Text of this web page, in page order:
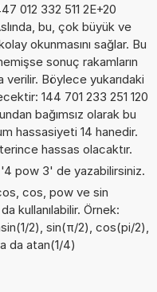
012 332 511 2E+20
bu, çok büyük ve
okunmasını sağlar. Bu
sonuç rakamların
verilir. Böylece yukarıdaki
144 701 233 251 120
bağımsız olarak bu
hassasiyeti 14 hanedir.
hassas olacaktır.
pow 3' de yazabilirsiniz.
cos, pow ve sin
kullanılabilir. Örnek:
2), sin(π/2), cos(pi/2),
da atan(1/4)